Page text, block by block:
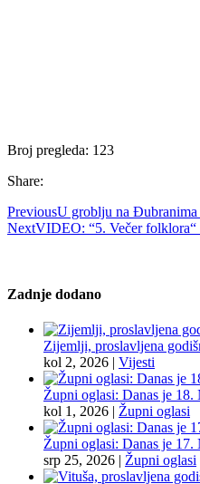
Broj pregleda: 123
Share:
PreviousU groblju na Đubranima
NextVIDEO: “5. Večer folklora“
Zadnje dodano
Zijemlji, proslavljena
kol 2, 2026 | Vijesti
Župni oglasi: Danas je
kol 1, 2026 | Župni oglasi
Župni oglasi: Danas je
srp 25, 2026 | Župni oglasi